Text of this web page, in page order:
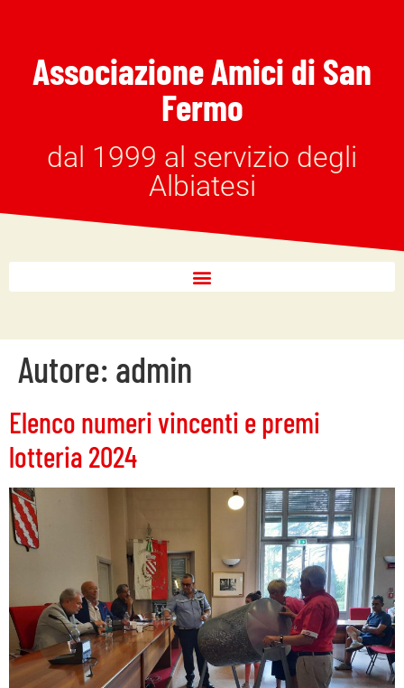
Associazione Amici di San
Fermo
dal 1999 al servizio degli
Albiatesi
Autore: admin
Elenco numeri vincenti e premi
lotteria 2024